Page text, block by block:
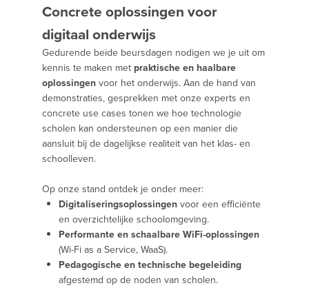
Concrete oplossingen voor
digitaal onderwijs
Gedurende beide beursdagen nodigen we je uit om
kennis te maken met praktische en haalbare
oplossingenvoor het onderwijs. Aan de hand van
demonstraties, gesprekken met onze experts en
concrete use cases tonen we hoe technologie
scholen kan ondersteunen op een manier die
aansluit bij de dagelijkse realiteit van het klas- en
schoolleven.
Op onze stand ontdek je onder meer:
Digitaliseringsoplossingenvoor een efficiënte
en overzichtelijke schoolomgeving.
Performante en schaalbare WiFi-oplossingen
(Wi-Fi as a Service, WaaS).
Pedagogische en technische begeleiding
afgestemd op de noden van scholen.